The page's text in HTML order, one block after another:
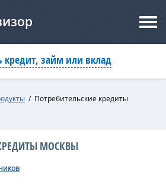
кредит, займ или вклад
/ Потребительские кредиты
МОСКВЫ